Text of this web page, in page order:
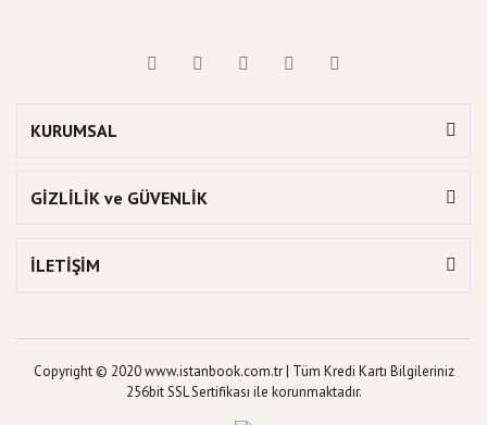
KURUMSAL
GİZLİLİK ve GÜVENLİK
İLETİŞİM
Copyright © 2020 www.istanbook.com.tr | Tüm Kredi Kartı Bilgileriniz
256bit SSL Sertifikası ile korunmaktadır.